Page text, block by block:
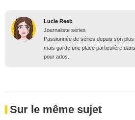
Lucie Reeb
Journaliste séries
Passionnée de séries depuis son
mais garde une place particulière
pour ados.
Sur le même sujet